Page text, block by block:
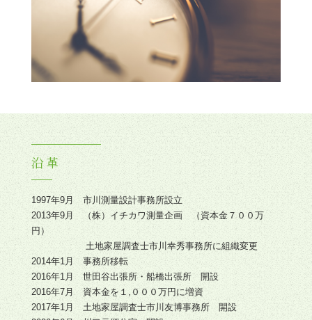
沿革
1997年9月 市川測量設計事務所設立
2013年9月 （株）イチカワ測量企画 （資本金７００万
円）
土地家屋調査士市川幸秀事務所に組織変更
2014年1月 事務所移転
2016年1月 世田谷出張所・船橋出張所 開設
2016年7月 資本金を１,０００万円に増資
2017年1月 土地家屋調査士市川友博事務所 開設